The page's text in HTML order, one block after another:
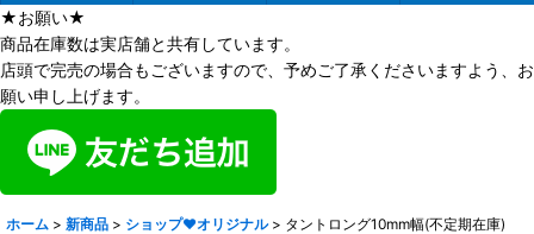
★お願い★
商品在庫数は実店舗と共有しています。
店頭で完売の場合もございますので、予めご了承くださいますよう、お
願い申し上げます。
ホーム > 新商品 > ショップ❤オリジナル > タントロング10mm幅(不定期在庫)